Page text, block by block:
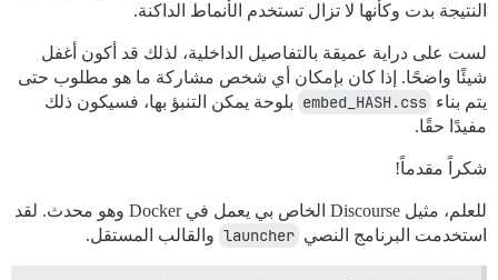
النتيجة بدت وكأنها لا تزال تستخدم الأنماط الداكنة.
لست على دراية عميقة بالتفاصيل الداخلية، لذلك قد أكون أغفل
شيئًا واضحًا. إذا كان بإمكان أي شخص مشاركة ما هو مطلوب حتى
يتم بناء embed_HASH.css بلوحة يمكن التنبؤ بها، فسيكون ذلك
مفيدًا حقًا.
شكراً مقدماً!
للعلم، مثيل Discourse الخاص بي يعمل في Docker وهو محدث. لقد
استخدمت البرنامج النصي launcher والقالب المستقل.